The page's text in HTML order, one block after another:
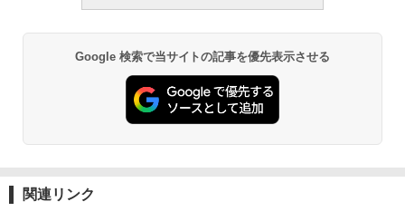
TAMASHII NATIONS S.H.フィギュアー
ツ（真骨彫製法） 仮面ライダーBLACK
RX 約150mm PVC&ABS&布製 塗装済み
￥1,800
BANDAI SPIRITS(バンダイ スピリッツ)
30MS Fate/Grand Order アルトリア・
キャスター 色分け済みプラモデル
￥196,000
東京マルイ(TOKYO MARUI) No.21 H&K
USP HG 18歳以上エアーHOPハンドガン
￥3,409
4
￥748
タミヤ クラフトツールシリーズ No.123
先細薄刃ニッパー (ゲートカット用) プラ
モデル用工具 74123
Google 検索で当サイトの記事を優先表示させる
関連リンク